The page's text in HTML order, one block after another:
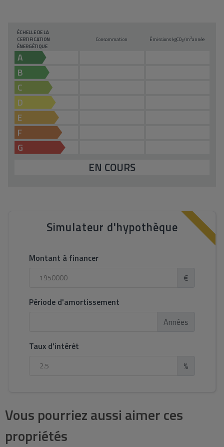
ÉCHELLE DE LA
CERTIFICATION
ÉNERGÉTIQUE
Consommation Émissions kgCO2/m2année
A
B
C
D
E
F
G
EN COURS
Simulateur d'hypothèque
Montant à financer
€
Période d'amortissement
Années
Taux d'intérêt
%
Vous pourriez aussi aimer ces
propriétés